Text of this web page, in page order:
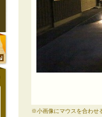
※小画像にマウスを合わせ